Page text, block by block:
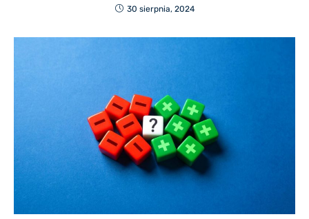
30 sierpnia, 2024